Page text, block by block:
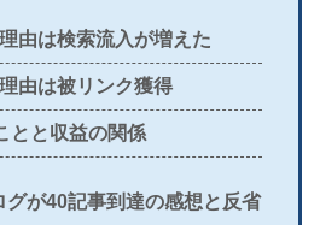
由は検索流入が増えた
由は被リンク獲得
とと収益の関係
グが40記事到達の感想と反省